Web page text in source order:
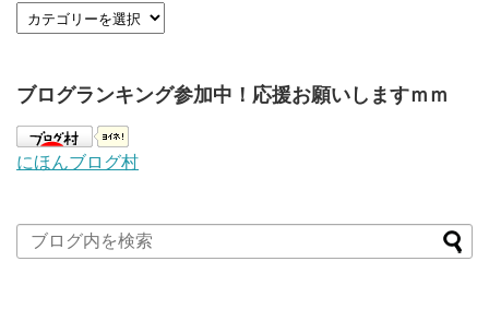
ブログランキング参加中！応援お願いしますｍｍ
にほんブログ村